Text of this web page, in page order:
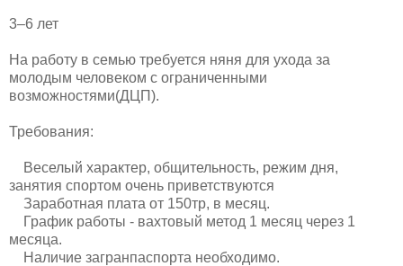
3–6 лет
На работу в семью требуется няня для ухода за
молодым человеком с ограниченными
возможностями(ДЦП).
Требования:
Веселый характер, общительность, режим дня,
занятия спортом очень приветствуются
Заработная плата от 150тр, в месяц.
График работы - вахтовый метод 1 месяц через 1
месяца.
Наличие загранпаспорта необходимо.